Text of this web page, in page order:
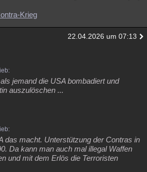
Krieg
22.04.2026 um 07:13
jemand die USA bombadiert und
auszulöschen ...
das macht. Unterstützung der Contras in
Da kann man auch mal illegal Waffen
und mit dem Erlös die Terroristen